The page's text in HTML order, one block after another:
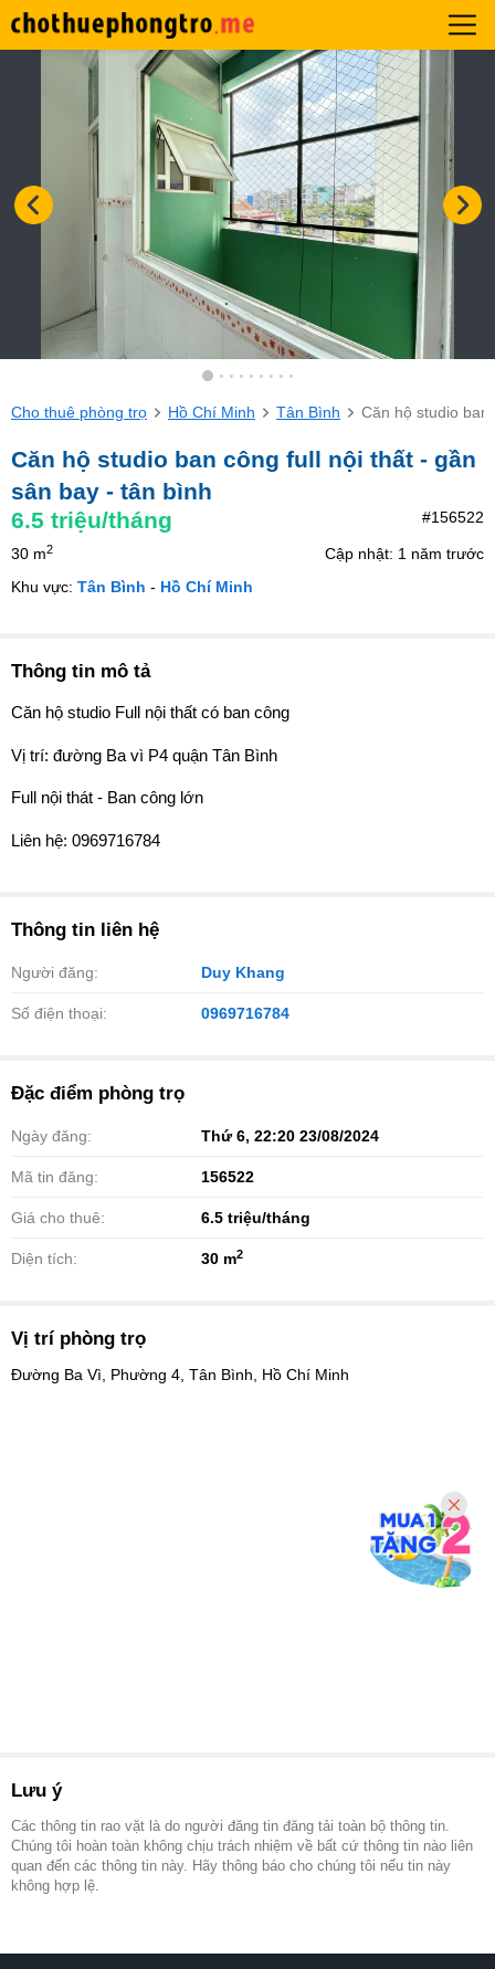
Cho thuê phòng trọ Hồ Chí Minh Tân Bình Căn hộ studio
Căn hộ studio ban công full nội thất - gần
sân bay - tân bình
6.5 triệu/tháng #156522
30 m2
Cập nhật: 1 năm trước
Khu vực: Tân Bình - Hồ Chí Minh
Thông tin mô tả
Căn hộ studio Full nội thất có ban công
Vị trí: đường Ba vì P4 quận Tân Bình
Full nội thát - Ban công lớn
Liên hệ: 0969716784
Thông tin liên hệ
Người đăng: Duy Khang
Số điện thoại: 0969716784
Đặc điểm phòng trọ
Ngày đăng: Thứ 6, 22:20 23/08/2024
Mã tin đăng: 156522
Giá cho thuê: 6.5 triệu/tháng
Diện tích: 30 m2
Vị trí phòng trọ
Đường Ba Vì, Phường 4, Tân Bình, Hồ Chí Minh
Lưu ý
Các thông tin rao vặt là do người đăng tin đăng tải toàn bộ thông tin.
Chúng tôi hoàn toàn không chịu trách nhiệm về bất cứ thông tin nào liên
quan đến các thông tin này. Hãy thông báo cho chúng tôi nếu tin này
không hợp lệ.